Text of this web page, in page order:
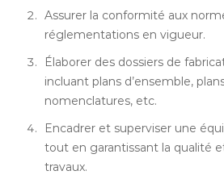
Assurer la conformité aux
réglementations en vigueur.
Élaborer des dossiers de
incluant plans d’ensemble,
nomenclatures, etc.
Encadrer et superviser une
tout en garantissant la qualité
travaux.